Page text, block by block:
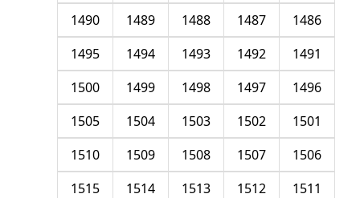
1486
1487
1488
1489
1490
1491
1492
1493
1494
1495
1496
1497
1498
1499
1500
1501
1502
1503
1504
1505
1506
1507
1508
1509
1510
1511
1512
1513
1514
1515